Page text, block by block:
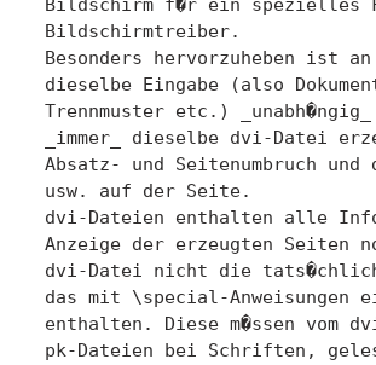
Bildschirm f�r ein spezielles
Bildschirmtreiber.
Besonders hervorzuheben ist
dieselbe Eingabe (also
Trennmuster etc.)
_immer_ dieselbe dvi-Datei
Absatz- und Seitenumbruch
usw. auf der Seite.
dvi-Dateien enthalten alle
Anzeige der erzeugten Seiten
dvi-Datei nicht die
das mit \special-Anweisungen
enthalten. Diese m�ssen vom
pk-Dateien bei Schriften,